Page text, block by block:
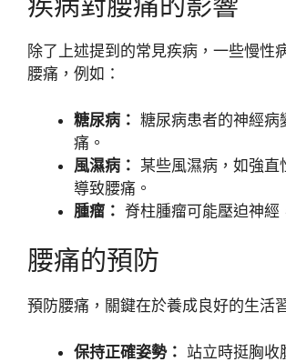
除了上述提到的常見疾病，一些慢性
腰痛，例如：
糖尿病： 糖尿病患者的神經病
痛。
風濕病： 某些風濕病，如強直
導致腰痛。
腫瘤： 脊柱腫瘤可能壓迫神經
腰痛的預防
預防腰痛，關鍵在於養成良好的生活
保持正確姿勢： 站立時挺胸收